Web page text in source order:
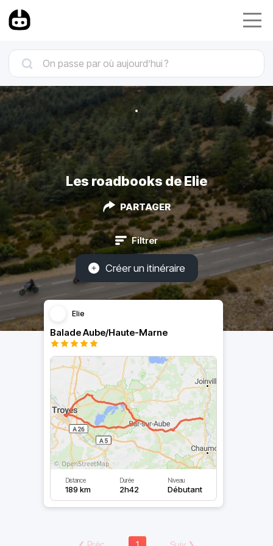
Les roadbooks de Elie
PARTAGER
Filtrer
Créer un itinéraire
Elie
Balade Aube/Haute-Marne
Distance
189 km
Durée
2h42
Niveau
Débutant